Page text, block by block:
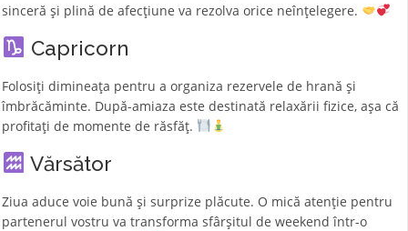
sinceră și plină de afecțiune va rezolva orice neînțelegere.
Capricorn
Folosiți dimineața pentru a organiza rezervele de hrană și
îmbrăcăminte. După-amiaza este destinată relaxării fizice, așa că
profitați de momente de răsfăț.
Vărsător
Ziua aduce voie bună și surprize plăcute. O mică atenție pentru
partenerul vostru va transforma sfârșitul de weekend într-o